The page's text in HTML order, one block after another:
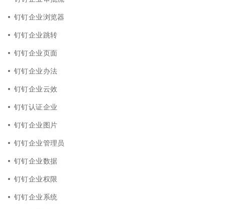
钉钉企业浏览器
钉钉企业跳转
钉钉企业页面
钉钉企业办法
钉钉企业云效
钉钉认证企业
钉钉企业图片
钉钉企业管理员
钉钉企业数据
钉钉企业权限
钉钉企业系统